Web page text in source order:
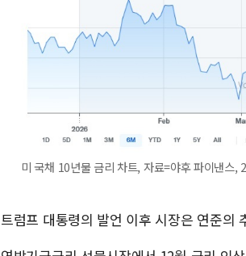
미 국채 10년물 금리 차트, 자료=야후 파이낸
트럼프 대통령의 발언 이후 시장은 연준의